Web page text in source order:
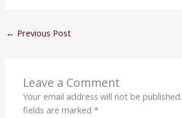
← Previous Post
Leave a Comment
Your email address will not be published.
fields are marked*